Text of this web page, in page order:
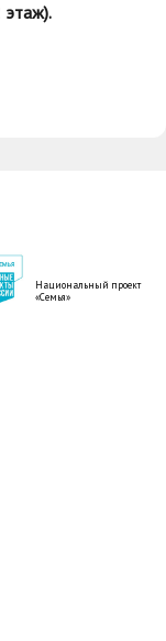
этаж).
Национальный проект
«Семья»